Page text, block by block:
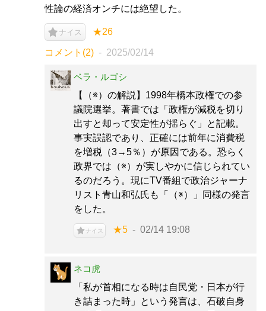
性論の経済オンチには絶望した。
ナイス ★26
コメント(2) 2025/02/14
ベラ・ルゴシ
【（※）の解説】1998年橋本政権での参
議院選挙。著書では「政権が減税を切り
出すと却って安定性が揺らぐ」と記載。
事実誤認であり、正確には前年に消費税
を増税（3→5％）が原因である。恐らく
政界では（※）が実しやかに信じられてい
るのだろう。現にTV番組で政治ジャーナ
リスト青山和弘氏も「（※）」同様の発言
をした。
ナイス ★5 02/14 19:08
ネコ虎
「私が首相になる時は自民党・日本が行
き詰まった時」という発言は、石破自身